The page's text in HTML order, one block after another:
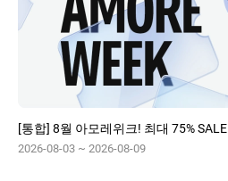
[통합] 8월 아모레위크! 최대 75% SALE
2026-08-03 ~ 2026-08-09